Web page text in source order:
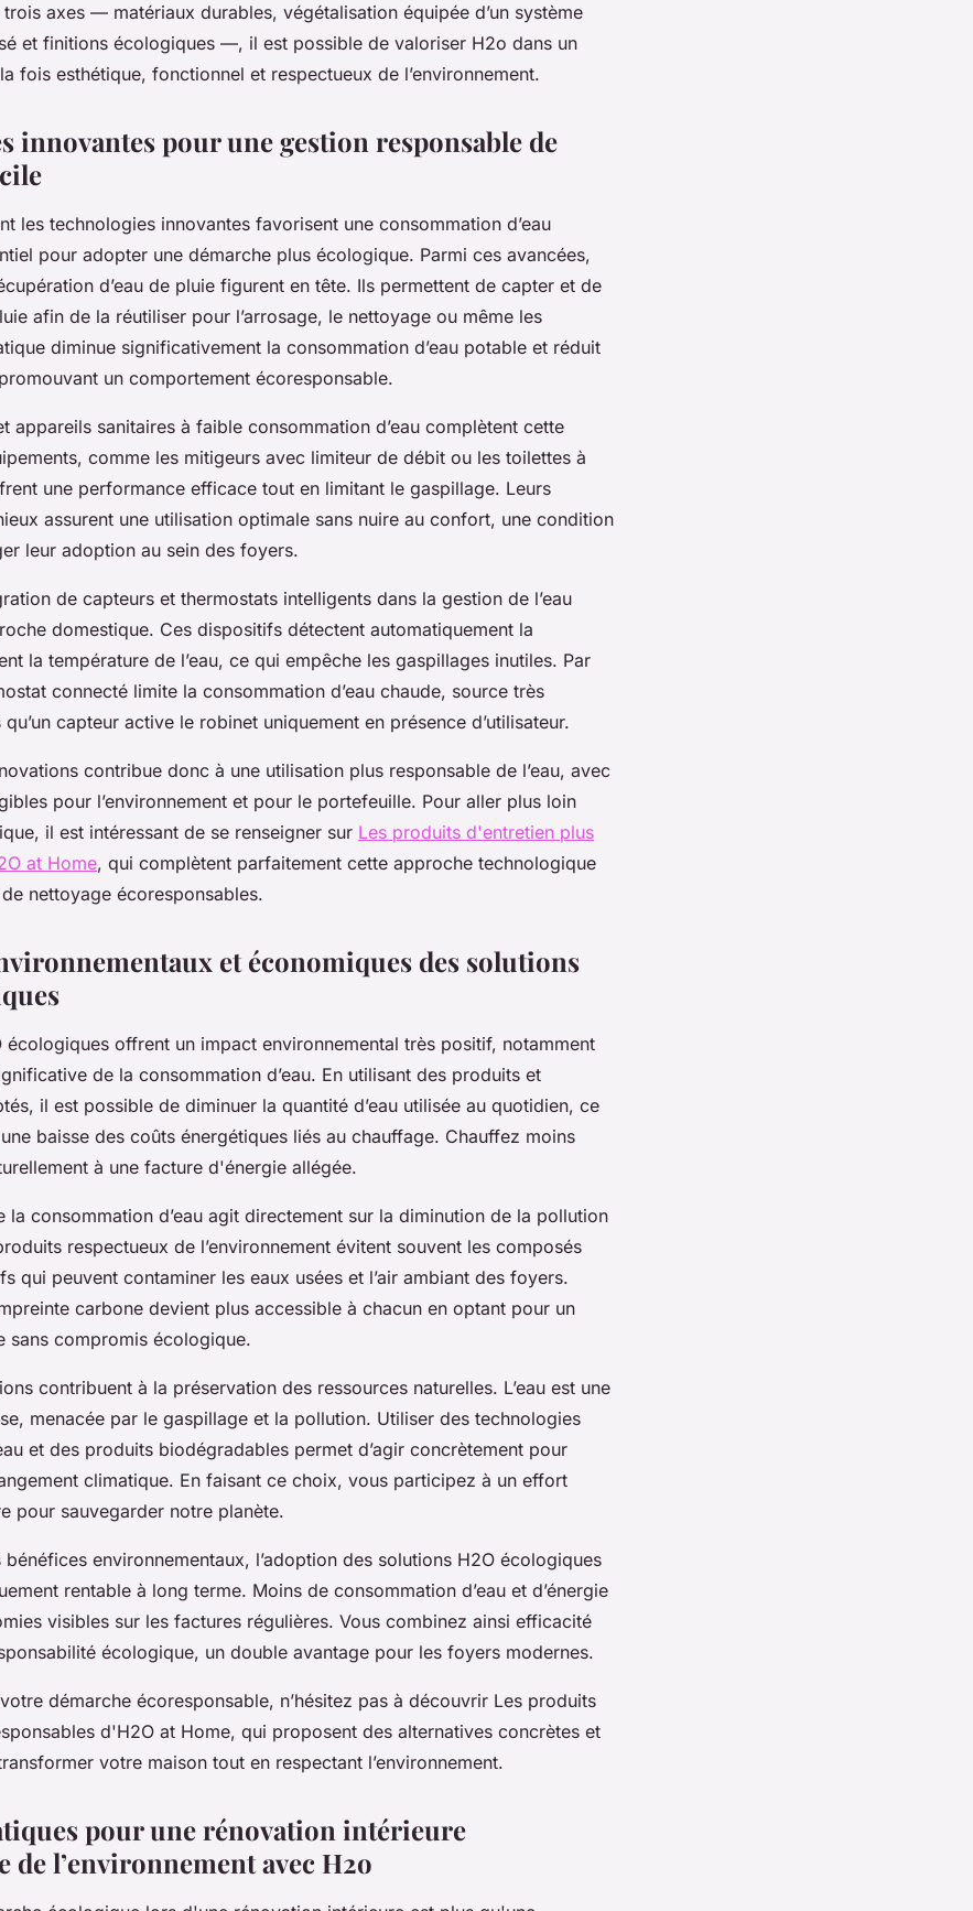
axes — matériaux durables, végétalisation équipée d’un système
et finitions écologiques —, il est possible de valoriser H2o dans un
fois esthétique, fonctionnel et respectueux de l’environnement.
innovantes pour une gestion responsable de
les technologies innovantes favorisent une consommation d’eau
pour adopter une démarche plus écologique. Parmi ces avancées,
d’eau de pluie figurent en tête. Ils permettent de capter et de
afin de la réutiliser pour l’arrosage, le nettoyage ou même les
diminue significativement la consommation d’eau potable et réduit
un comportement écoresponsable.
appareils sanitaires à faible consommation d’eau complètent cette
comme les mitigeurs avec limiteur de débit ou les toilettes à
une performance efficace tout en limitant le gaspillage. Leurs
assurent une utilisation optimale sans nuire au confort, une condition
leur adoption au sein des foyers.
de capteurs et thermostats intelligents dans la gestion de l’eau
domestique. Ces dispositifs détectent automatiquement la
la température de l’eau, ce qui empêche les gaspillages inutiles. Par
connecté limite la consommation d’eau chaude, source très
capteur active le robinet uniquement en présence d’utilisateur.
contribue donc à une utilisation plus responsable de l’eau, avec
pour l’environnement et pour le portefeuille. Pour aller plus loin
il est intéressant de se renseigner sur Les produits d'entretien plus
at Home, qui complètent parfaitement cette approche technologique
nettoyage écoresponsables.
et économiques des solutions
écologiques offrent un impact environnemental très positif, notamment
de la consommation d’eau. En utilisant des produits et
il est possible de diminuer la quantité d’eau utilisée au quotidien, ce
baisse des coûts énergétiques liés au chauffage. Chauffez moins
à une facture d'énergie allégée.
la consommation d’eau agit directement sur la diminution de la pollution
respectueux de l’environnement évitent souvent les composés
qui peuvent contaminer les eaux usées et l’air ambiant des foyers.
carbone devient plus accessible à chacun en optant pour un
sans compromis écologique.
contribuent à la préservation des ressources naturelles. L’eau est une
menacée par le gaspillage et la pollution. Utiliser des technologies
et des produits biodégradables permet d’agir concrètement pour
climatique. En faisant ce choix, vous participez à un effort
pour sauvegarder notre planète.
environnementaux, l’adoption des solutions H2O écologiques
rentable à long terme. Moins de consommation d’eau et d’énergie
visibles sur les factures régulières. Vous combinez ainsi efficacité
écologique, un double avantage pour les foyers modernes.
démarche écoresponsable, n’hésitez pas à découvrir Les produits
d'H2O at Home, qui proposent des alternatives concrètes et
votre maison tout en respectant l’environnement.
pour une rénovation intérieure
de l’environnement avec H2o